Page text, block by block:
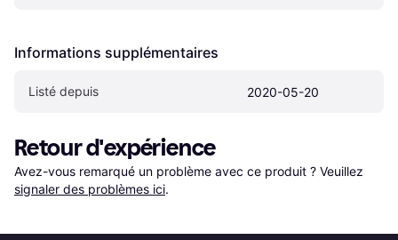
Informations supplémentaires
Listé depuis 2020-05-20
Retour d'expérience
Avez-vous remarqué un problème avec ce produit ? Veuillez
signaler des problèmes ici.